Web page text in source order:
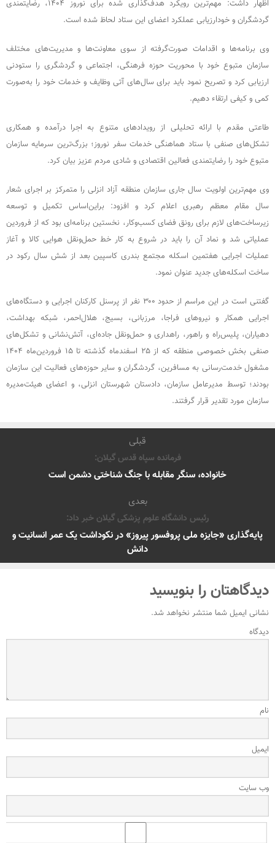
اظهار داشت: مهم‌ترین رویکرد هدف‌گذاری شده برای نوروز ۱۴۰۴، رضایتمندی
گردشگران و خودارزیابی عملکرد اعضای این ستاد لحاظ شده است.
وی برنامه‌ها و اقدامات صورت‌گرفته از سوی معاونت‌ها و مدیریت‌های مختلف
سازمان متبوع خود با محوریت حوزه فرهنگی، اجتماعی و گردشگری را ستودنی
ارزیابی کرد و تصریح نمود باید برای سال‌های آتی وظایف و خدمات خود را به‌صورت
کمی و کیفی ارتقاء دهیم.
طاعتی مقدم با ارائه تحلیلی از رویدادهای متنوع به اجرا درآمده و همکاری
تشکل‌های صنفی با ستاد هماهنگی خدمات سفر نوروز؛ بزرگ‌ترین سرمایه سازمان
متبوع خود را رضایتمندی فعالین اقتصادی و شادی مردم عزیز بیان کرد.
وی مهم‌ترین اولویت سال جاری سازمان منطقه آزاد انزلی را متمرکز بر اجرای شعار
سال مقام معظم رهبری اعلام کرد و افزود: براین‌اساس تکمیل و توسعه
زیرساخت‌های لازم برای رونق فضای کسب‌وکار، نخستین برنامه‌ای بود که از فروردین
عملیاتی شد و نماد آن را باید در شروع به کار خط حمل‌ونقل هوایی کالا و آغاز
عملیات اجرایی هفتمین اسکله مجتمع بندری کاسپین بعد از شش سال رکود در
ساخت اسکله‌های جدید عنوان نمود.
گفتنی است در این مراسم از حدود ۳۰۰ نفر از پرسنل کارکنان اجرایی و دستگاه‌های
اجرایی همکار و نیروهای فراجا، مرزبانی، بسیج، هلال‌احمر، شبکه بهداشت،
دهیاران، پلیس‌راه و راهور، راهداری و حمل‌ونقل جاده‌ای، آتش‌نشانی و تشکل‌های
صنفی بخش خصوصی منطقه که از ۲۵ اسفندماه گذشته تا ۱۵ فروردین‌ماه ۱۴۰۴
مشغول خدمت‌رسانی به مسافرین، گردشگران و سایر حوزه‌های فعالیت این سازمان
بودند؛ توسط مدیرعامل سازمان، دادستان شهرستان انزلی، و اعضای هیئت‌مدیره
سازمان مورد تقدیر قرار گرفتند.
قبلی
فرمانده سپاه قدس گیلان:
خانواده، سنگر مقابله با جنگ شناختی دشمن است
بعدی
رئیس دانشگاه علوم پزشکی گیلان خبر داد:
پایه‌گذاری «جایزه ملی پروفسور پیروز» در نکوداشت یک عمر انسانیت و
دانش
دیدگاهتان را بنویسید
نشانی ایمیل شما منتشر نخواهد شد.
دیدگاه
نام
ایمیل
وب‌ سایت